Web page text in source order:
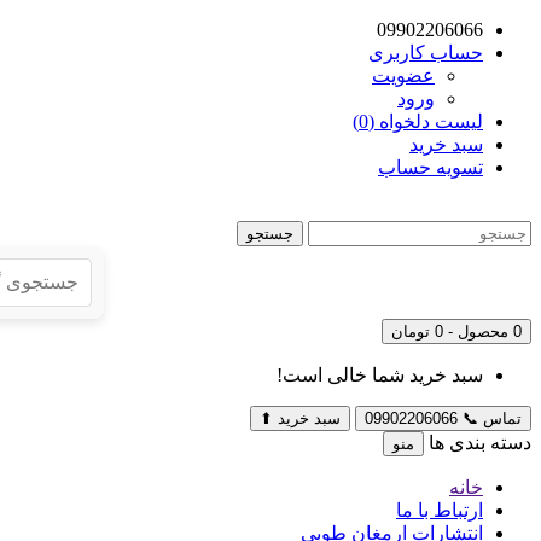
09902206066
حساب کاربری
عضویت
ورود
لیست دلخواه (0)
سبد خرید
تسویه حساب
جستجو
0 محصول - 0 تومان
سبد خرید شما خالی است!
تماس 📞
09902206066 سبد خرید ⬆
دسته بندی ها منو
خانه
ارتباط با ما
انتشارات ارمغان طوبی